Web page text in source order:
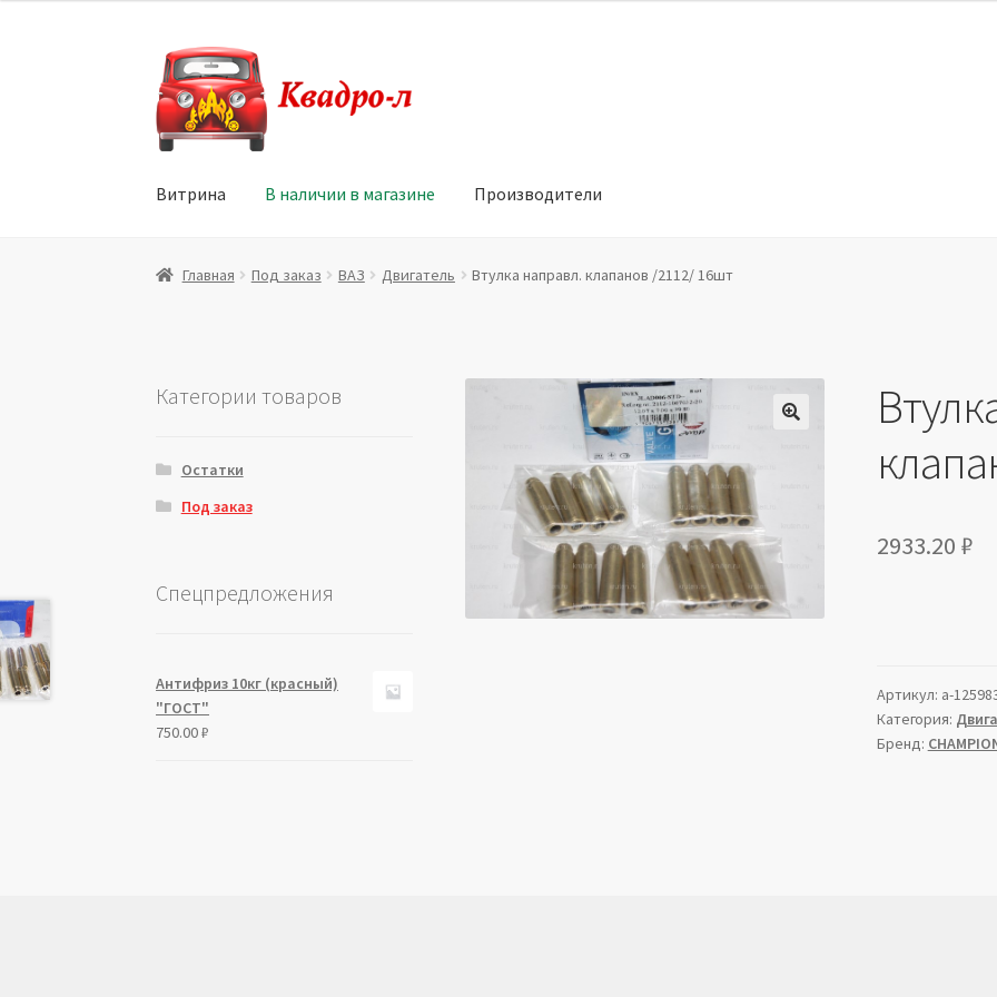
Перейти
к
навигации
Перейти
к
содержимому
Витрина В наличии в магазине Производители
Главная Витрина Мой аккаунт Политика в отношении обработки персональных данных
Главная Под заказ ВАЗ Двигатель Втулка направл. клапанов /2112/ 16шт
2933.20 ₽
Артикул: a-
Категория:
Бренд:
Категории товаров
Остатки
Под заказ
Спецпредложения
Антифриз 10кг (красный)
"ГОСТ"
750.00₽